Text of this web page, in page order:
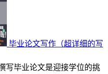
毕业论文写作（超详细的写
写毕业论文是迎接学位的挑